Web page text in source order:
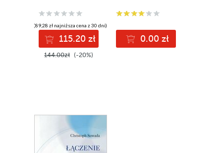
(89,28 zł najniższa cena z 30 dni)
115.20 zł
144.00zł (-20%)
Knowledge for
0.00 zł